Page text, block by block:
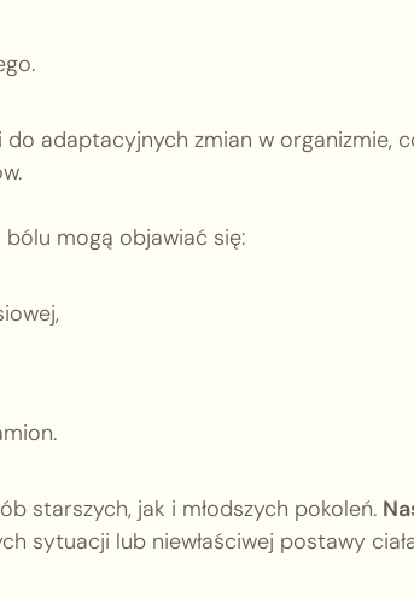
do adaptacyjnych zmian w organizmie,
mogą objawiać się:
starszych, jak i młodszych pokoleń.
sytuacji lub niewłaściwej postawy